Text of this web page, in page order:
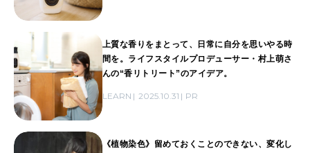
上質な香りをまとって、日常に自分を思いやる時
間を。ライフスタイルプロデューサー・村上萌さ
んの“香リトリート”のアイデア。
LEARN 2025.10.31 PR
《植物染色》留めておくことのできない、変化し